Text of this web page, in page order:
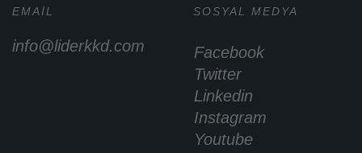
EMAIL
info@liderkkd.com
SOSYAL MEDYA
Facebook
Twitter
Linkedin
Instagram
Youtube